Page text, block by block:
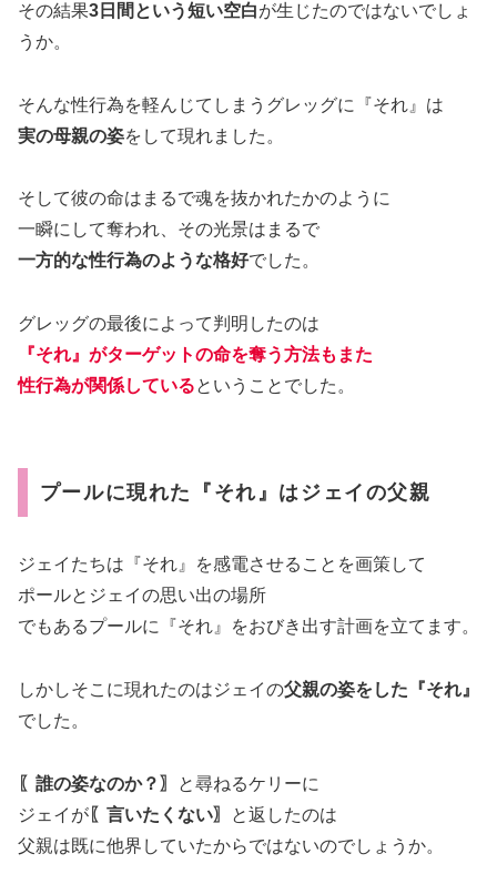
その結果3日間という短い空白が生じたのではないでしょ
うか。
そんな性行為を軽んじてしまうグレッグに『それ』は
実の母親の姿をして現れました。
そして彼の命はまるで魂を抜かれたかのように
一瞬にして奪われ、その光景はまるで
一方的な性行為のような格好でした。
グレッグの最後によって判明したのは
『それ』がターゲットの命を奪う方法もまた
性行為が関係しているということでした。
プールに現れた『それ』はジェイの父親
ジェイたちは『それ』を感電させることを画策して
ポールとジェイの思い出の場所
でもあるプールに『それ』をおびき出す計画を立てます。
しかしそこに現れたのはジェイの父親の姿をした『それ』
でした。
〖誰の姿なのか？〗
と尋ねるケリーに
ジェイが 〖言いたくない〗
と返したのは
父親は既に他界していたからではないのでしょうか。